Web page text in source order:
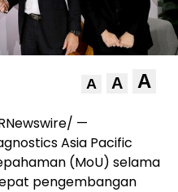
A A A
—
Asia Pacific
(MoU) selama
pengembangan